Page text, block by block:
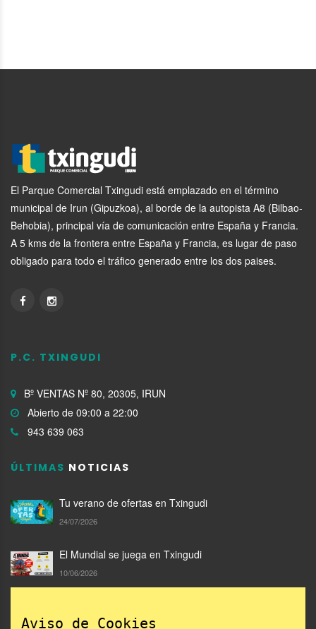
El Parque Comercial Txingudi está emplazado en el término
municipal de Irun (Gipuzkoa), al borde de la autopista A8 (Bilbao-
Behobia), principal vía de comunicación entre España y Francia.
A 5 kms de la frontera entre España y Francia, es lugar de paso
obligado para todo el tráfico generado entre los dos paises.
P.C. TXINGUDI
Bº VENTAS Nº 80, 20305, IRUN
Abierto de 09:00 a 22:00
943 639 063
ÚLTIMAS NOTICIAS
Tu verano de ofertas en Txingudi
24/07/2026
El Mundial se juega en Txingudi
10/06/2026
Marcial
Aviso de Cookies